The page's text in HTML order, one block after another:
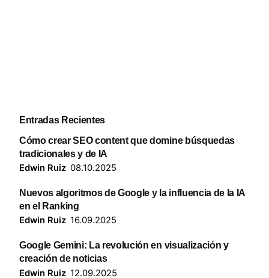
Entradas Recientes
Cómo crear SEO content que domine búsquedas
tradicionales y de IA
08.10.2025
Edwin Ruiz
Nuevos algoritmos de Google y la influencia de la IA
en el Ranking
16.09.2025
Edwin Ruiz
Google Gemini: La revolución en visualización y
creación de noticias
12.09.2025
Edwin Ruiz